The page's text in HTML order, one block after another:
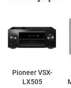
Pioneer VSX-
LX505